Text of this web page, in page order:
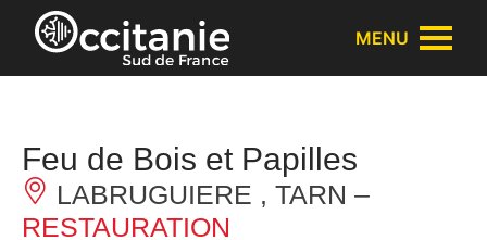
Panneau de gestion des cookies
MENU
Feu de Bois et Papilles
LABRUGUIERE , TARN –
RESTAURATION